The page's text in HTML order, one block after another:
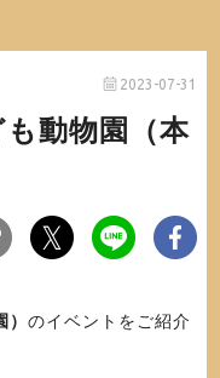
2023-07-31
動物園（本
のイベントをご紹介